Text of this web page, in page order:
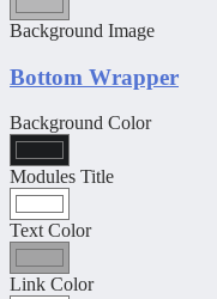
Background Image
Bottom Wrapper
Background Color
Modules Title
Text Color
Link Color